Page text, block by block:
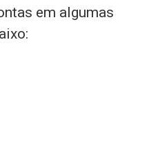
em algumas